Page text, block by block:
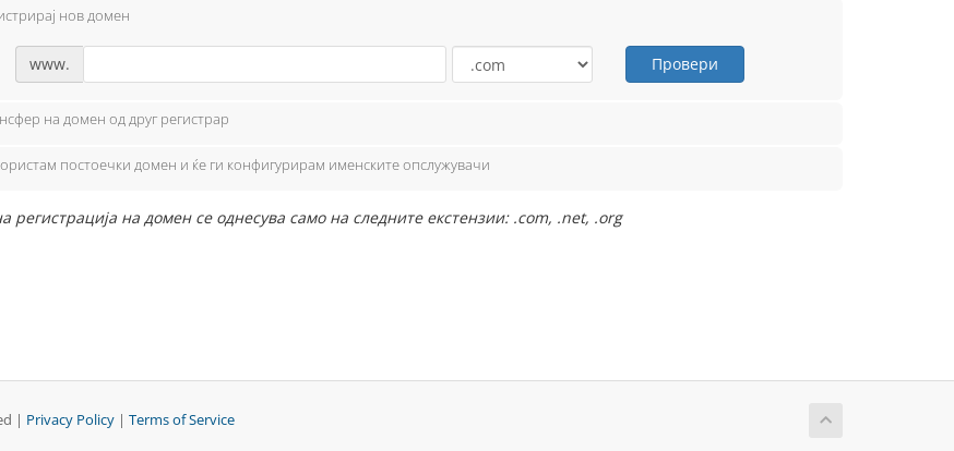
нов домен
www. Провери
на домен од друг регистрар
постоечки домен и ќе ги конфигурирам именските опслужувачи
регистрација на домен се однесува само на следните екстензии: .com, .net, .org
| Privacy Policy | Terms of Service